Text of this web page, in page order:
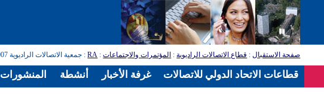
صفحة الاستقبال: قطاع الاتصالات الراديوية: المؤتمرات والاجتماعات:
RA: جمعية الاتصالات الراديوية 2007 (RA-07)
المنشورات أنشطة غرفة الأخبار قطاعات الاتحاد الدولي للاتصالات